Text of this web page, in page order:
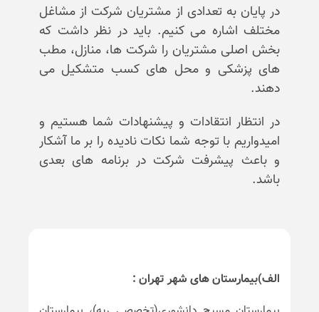
در پایان به تعدادی از مشتریان شرکت از مشاغل
مختلف اشاره می کنیم. باید در نظر داشت که
بخش اصلی مشتریان را شرکت ها، منازل، مطب
های پزشکی و محل های کسب متشکیل می
دهند.
در انتظار انتقادات و پیشنهادات شما هستیم و
امیدواریم با توجه شما نکات نادیده را بر ما آشکار
و باعث پیشرفت شرکت در برنامه های بعدی
باشد.
الف)بیمارستان های شهر تهران :